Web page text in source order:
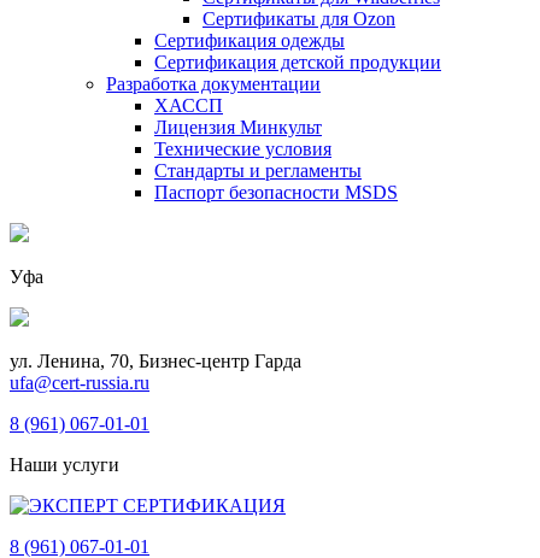
Сертификаты для Ozon
Сертификация одежды
Сертификация детской продукции
Разработка документации
ХАССП
Лицензия Минкульт
Технические условия
Стандарты и регламенты
Паспорт безопасности MSDS
Уфа
ул. Ленина, 70, Бизнес-центр Гарда
ufa@cert-russia.ru
8 (961) 067-01-01
Наши услуги
8 (961) 067-01-01